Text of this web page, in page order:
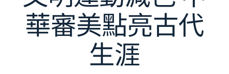
華審美點亮古代
生涯